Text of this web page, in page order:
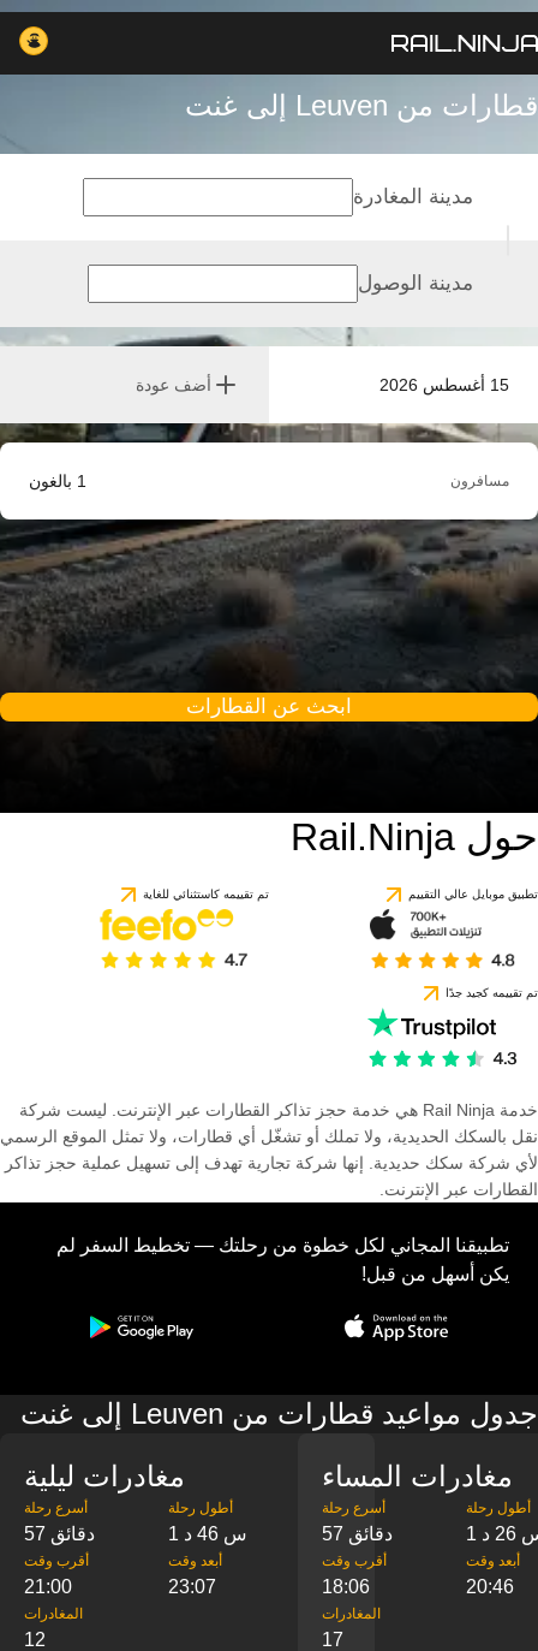
قطارات من Leuven إلى غنت
15 أغسطس 2026 أضف عودة
مدينة المغادرة
مدينة الوصول
مسافرون 1 بالغون
ابحث عن القطارات
حول Rail.Ninja
تطبيق موبايل عالي التقييم تم تقييمه كاستثنائي للغاية
تم تقييمه كجيد جدًا
خدمة Rail Ninja هي خدمة حجز تذاكر القطارات عبر الإنترنت. ليست شركة
نقل بالسكك الحديدية، ولا تملك أو تشغّل أي قطارات، ولا تمثل الموقع الرسمي
لأي شركة سكك حديدية. إنها شركة تجارية تهدف إلى تسهيل عملية حجز تذاكر
القطارات عبر الإنترنت.
تطبيقنا المجاني لكل خطوة من رحلتك — تخطيط السفر لم
يكن أسهل من قبل!
جدول مواعيد قطارات من Leuven إلى غنت
مغادرات ليلية
‎أسرع رحلة
57 دقائق
‎أطول رحلة
1 س 46 د
‎أقرب وقت
21:00
‎أبعد وقت
23:07
‎المغادرات
12
مغادرات المساء
‎أسرع رحلة
57 دقائق
‎أطول رحلة
26 د
‎أقرب وقت
18:06
‎أبعد وقت
20:46
‎المغادرات
17